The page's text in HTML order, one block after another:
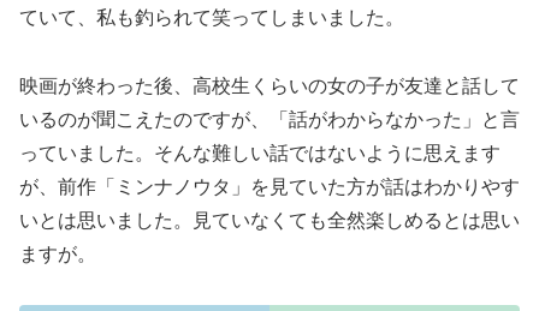
ていて、私も釣られて笑ってしまいました。
映画が終わった後、高校生くらいの女の子が友達と話して
いるのが聞こえたのですが、「話がわからなかった」と言
っていました。そんな難しい話ではないように思えます
が、前作「ミンナノウタ」を見ていた方が話はわかりやす
いとは思いました。見ていなくても全然楽しめるとは思い
ますが。